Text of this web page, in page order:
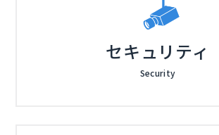
セキュリティ
Security